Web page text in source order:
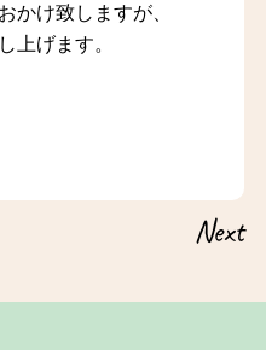
かけ致しますが、
上げます。
Next